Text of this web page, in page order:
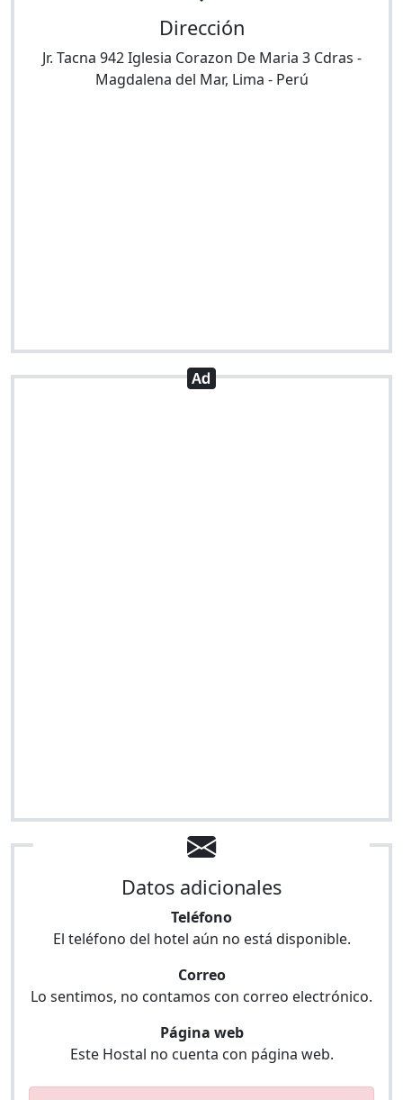
Dirección
Jr. Tacna 942 Iglesia Corazon De Maria 3 Cdras -
Magdalena del Mar, Lima - Perú
Datos adicionales
Teléfono
El teléfono del hotel aún no está disponible.
Correo
Lo sentimos, no contamos con correo electrónico.
Página web
Este Hostal no cuenta con página web.